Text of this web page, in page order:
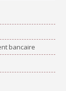
bancaire